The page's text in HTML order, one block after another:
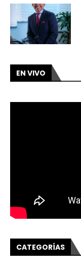
EN VIVO
CATEGORÍAS